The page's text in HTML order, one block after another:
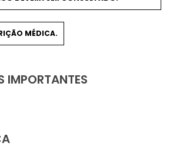
MÉDICA.
IMPORTANTES